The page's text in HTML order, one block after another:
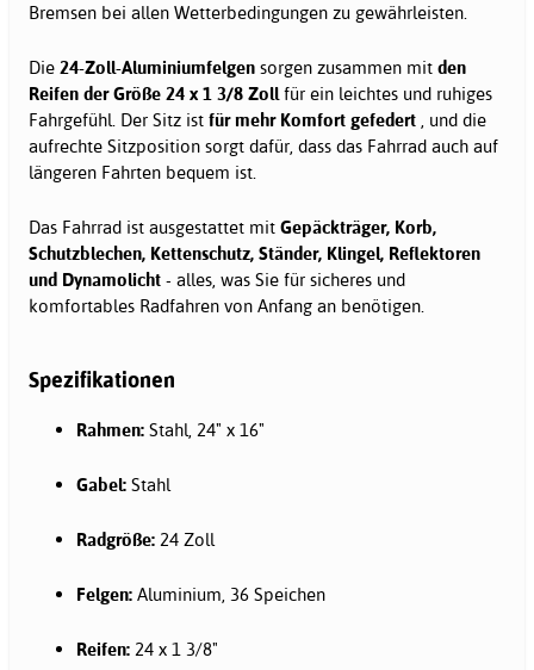
Bremsen bei allen Wetterbedingungen zu gewährleisten.
Die 24-Zoll-Aluminiumfelgen sorgen zusammen mit den
Reifen der Größe 24 x 1 3/8 Zollfür ein leichtes und ruhiges
Fahrgefühl. Der Sitz ist für mehr Komfort gefedert , und die
aufrechte Sitzposition sorgt dafür, dass das Fahrrad auch auf
längeren Fahrten bequem ist.
Das Fahrrad ist ausgestattet mit Gepäckträger, Korb,
Schutzblechen, Kettenschutz, Ständer, Klingel, Reflektoren
und Dynamolicht - alles, was Sie für sicheres und
komfortables Radfahren von Anfang an benötigen.
Spezifikationen
Rahmen: Stahl, 24" x 16"
Gabel: Stahl
Radgröße: 24 Zoll
Felgen: Aluminium, 36 Speichen
Reifen: 24 x 1 3/8"